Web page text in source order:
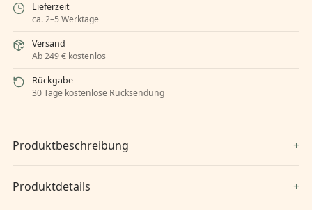
Lieferzeit
ca. 2–5 Werktage
Versand
Ab 249 € kostenlos
Rückgabe
30 Tage kostenlose Rücksendung
Produktbeschreibung
Produktdetails